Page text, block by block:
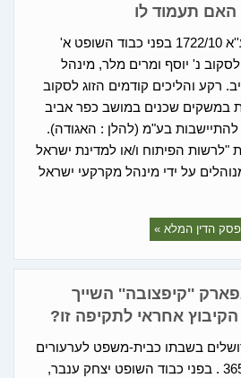
האם תעמוד לו
בבית המשפט העליון רע''א 1722/10 בפני כבוד השופט א'
לסקוב נ' יוסף ומרים מלר, מינהל
רקע והליכים קודמים הזוג לסקוב
במשקים שכנים במושב כפר אביב
בע"מ (להלן : האגודה).
"לרשות הפיתוח ו/או למדינת ישראל
על ידי מינהל מקרקעי ישראל
הדין המלא »
''קיפצובה'' השייך
אחראי לתקיפה זו?
בשבתו כבית-משפט לערעורים
אזרחיים. ע''א 36521-03-10 . בפני כבוד השופט יצחק ענבר,